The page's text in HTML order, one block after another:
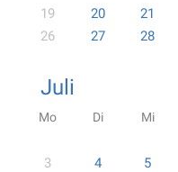
19
20 21
26
27 28
Juli
Mo Di Mi
3
4 5